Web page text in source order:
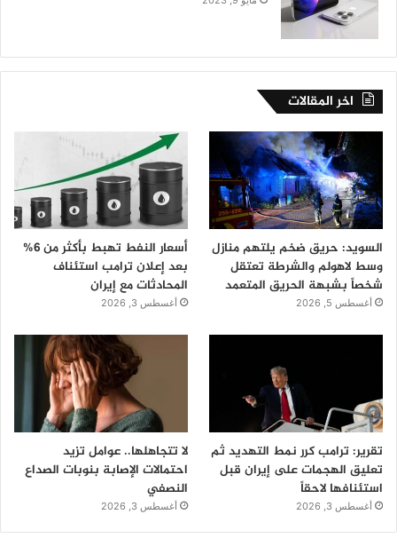
اخر المقالات
السويد: حريق ضخم يلتهم منازل
وسط لاهولم والشرطة تعتقل
شخصاً بشبهة الحريق المتعمد
أغسطس 5, 2026
أسعار النفط تهبط بأكثر من 6%
بعد إعلان ترامب استئناف
المحادثات مع إيران
أغسطس 3, 2026
تقرير: ترامب كرر نمط التهديد ثم
تعليق الهجمات على إيران قبل
استئنافها لاحقاً
أغسطس 3, 2026
لا تتجاهلها.. عوامل تزيد
احتمالات الإصابة بنوبات الصداع
النصفي
أغسطس 3, 2026